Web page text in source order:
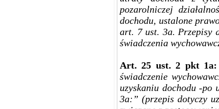
pozarolniczej
dochodu, ustalone
art. 7 ust. 3a. Przepisy
świadczenia
Art. 25 ust. 2 pkt
świadczenie
uzyskaniu dochodu -po
3a:” (przepis dotyczy